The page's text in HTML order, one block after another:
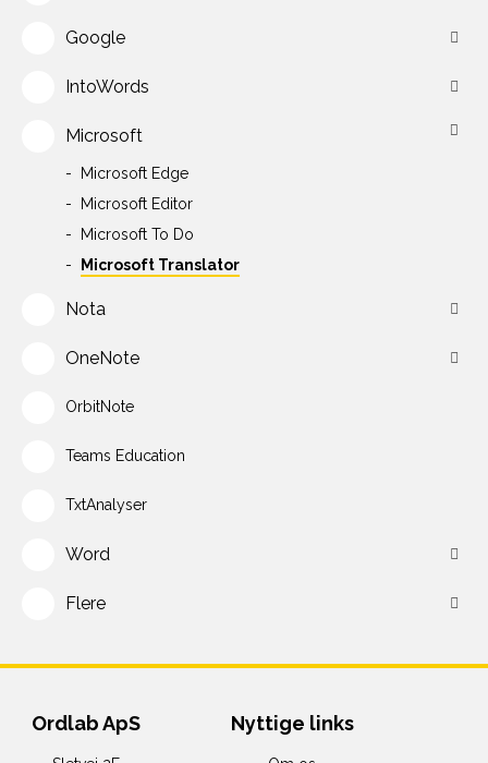
Google
IntoWords
Microsoft
Microsoft Edge
Microsoft Editor
Microsoft To Do
Microsoft Translator
Nota
OneNote
OrbitNote
Teams Education
TxtAnalyser
Word
Flere
Ordlab ApS Nyttige links